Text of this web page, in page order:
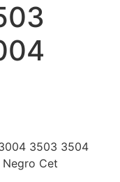
3503 3504
Cet